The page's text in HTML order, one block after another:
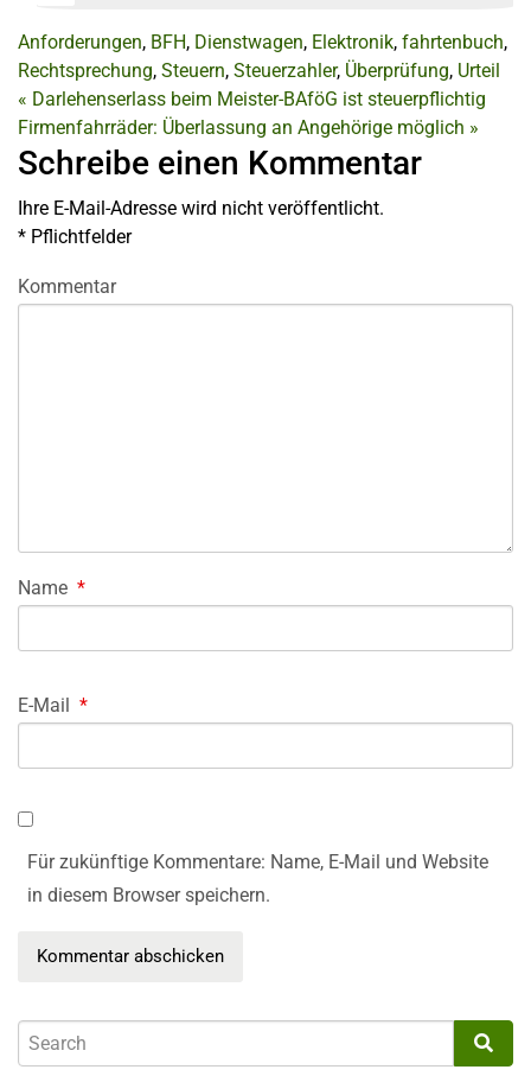
Anforderungen, BFH, Dienstwagen, Elektronik, fahrtenbuch,
Rechtsprechung, Steuern, Steuerzahler, Überprüfung, Urteil
« Darlehenserlass beim Meister-BAföG ist steuerpflichtig
Firmenfahrräder: Überlassung an Angehörige möglich »
Schreibe einen Kommentar
Ihre E-Mail-Adresse wird nicht veröffentlicht.
* Pflichtfelder
Kommentar
Name *
E-Mail *
Für zukünftige Kommentare: Name, E-Mail und Website
in diesem Browser speichern.